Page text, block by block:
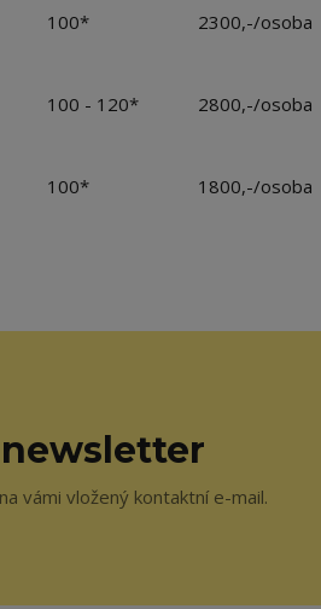
100* 2300,-/osoba
100 - 120* 2800,-/osoba
100* 1800,-/osoba
vámi vložený kontaktní e-mail.